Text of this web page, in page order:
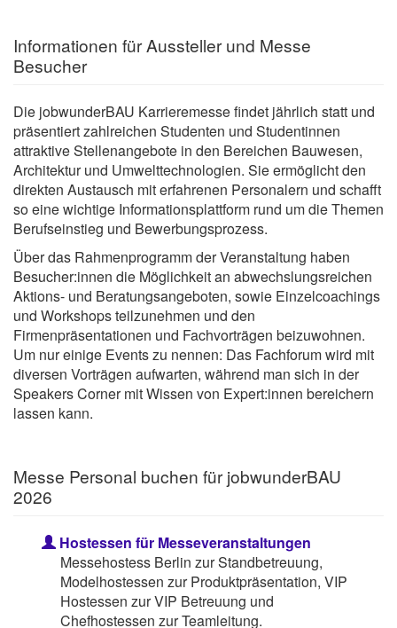
Informationen für Aussteller und Messe
Besucher
Die jobwunderBAU Karrieremesse findet jährlich statt und
präsentiert zahlreichen Studenten und Studentinnen
attraktive Stellenangebote in den Bereichen Bauwesen,
Architektur und Umwelttechnologien. Sie ermöglicht den
direkten Austausch mit erfahrenen Personalern und schafft
so eine wichtige Informationsplattform rund um die Themen
Berufseinstieg und Bewerbungsprozess.
Über das Rahmenprogramm der Veranstaltung haben
Besucher:innen die Möglichkeit an abwechslungsreichen
Aktions- und Beratungsangeboten, sowie Einzelcoachings
und Workshops teilzunehmen und den
Firmenpräsentationen und Fachvorträgen beizuwohnen.
Um nur einige Events zu nennen: Das Fachforum wird mit
diversen Vorträgen aufwarten, während man sich in der
Speakers Corner mit Wissen von Expert:innen bereichern
lassen kann.
Messe Personal buchen für jobwunderBAU
2026
Hostessen für Messeveranstaltungen
Messehostess Berlin zur Standbetreuung,
Modelhostessen zur Produktpräsentation, VIP
Hostessen zur VIP Betreuung und
Chefhostessen zur Teamleitung.